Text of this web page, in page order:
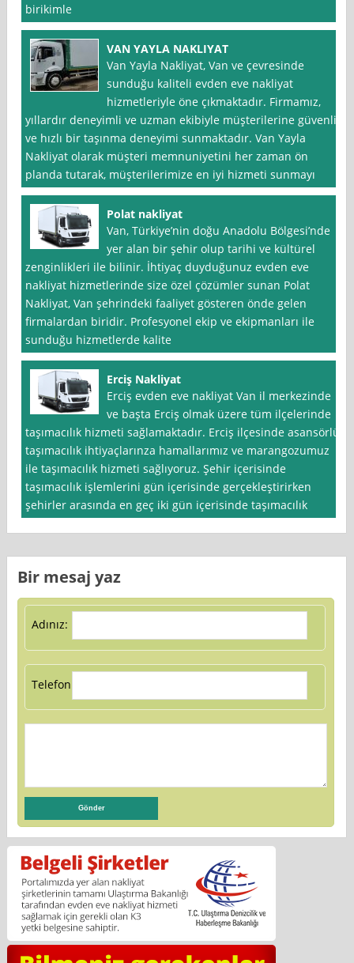
birikimle
VAN YAYLA NAKLIYAT
Van Yayla Nakliyat, Van ve çevresinde
sunduğu kaliteli evden eve nakliyat
hizmetleriyle öne çıkmaktadır. Firmamız,
yıllardır deneyimli ve uzman ekibiyle müşterilerine güvenli
ve hızlı bir taşınma deneyimi sunmaktadır. Van Yayla
Nakliyat olarak müşteri memnuniyetini her zaman ön
planda tutarak, müşterilerimize en iyi hizmeti sunmayı
Polat nakliyat
Van, Türkiye’nin doğu Anadolu Bölgesi’nde
yer alan bir şehir olup tarihi ve kültürel
zenginlikleri ile bilinir. İhtiyaç duyduğunuz evden eve
nakliyat hizmetlerinde size özel çözümler sunan Polat
Nakliyat, Van şehrindeki faaliyet gösteren önde gelen
firmalardan biridir. Profesyonel ekip ve ekipmanları ile
sunduğu hizmetlerde kalite
Erciş Nakliyat
Erciş evden eve nakliyat Van il merkezinde
ve başta Erciş olmak üzere tüm ilçelerinde
taşımacılık hizmeti sağlamaktadır. Erciş ilçesinde asansörlü
taşımacılık ihtiyaçlarınza hamallarımız ve marangozumuz
ile taşımacılık hizmeti sağlıyoruz. Şehir içerisinde
taşımacılık işlemlerini gün içerisinde gerçekleştirirken
şehirler arasında en geç iki gün içerisinde taşımacılık
Bir mesaj yaz
Adınız:
Telefon: